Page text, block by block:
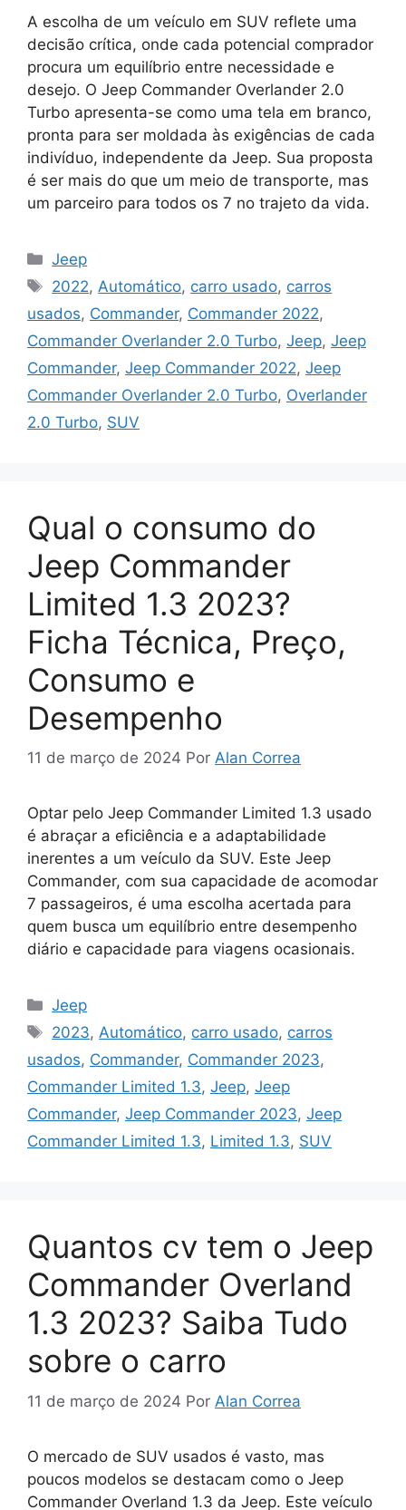
A escolha de um veículo em SUV reflete uma
decisão crítica, onde cada potencial comprador
procura um equilíbrio entre necessidade e
desejo. O Jeep Commander Overlander 2.0
Turbo apresenta-se como uma tela em branco,
pronta para ser moldada às exigências de cada
indivíduo, independente da Jeep. Sua proposta
é ser mais do que um meio de transporte, mas
um parceiro para todos os 7 no trajeto da vida.
Categorias
Jeep
Tags
2022, Automático, carro usado, carros
usados, Commander, Commander 2022,
Commander Overlander 2.0 Turbo, Jeep, Jeep
Commander, Jeep Commander 2022, Jeep
Commander Overlander 2.0 Turbo, Overlander
2.0 Turbo, SUV
Qual o consumo do
Jeep Commander
Limited 1.3 2023?
Ficha Técnica, Preço,
Consumo e
Desempenho
11 de março de 2024 Por Alan Correa
Optar pelo Jeep Commander Limited 1.3 usado
é abraçar a eficiência e a adaptabilidade
inerentes a um veículo da SUV. Este Jeep
Commander, com sua capacidade de acomodar
7 passageiros, é uma escolha acertada para
quem busca um equilíbrio entre desempenho
diário e capacidade para viagens ocasionais.
Categorias
Jeep
Tags
2023,Automático, carro usado, carros
usados, Commander, Commander 2023,
Commander Limited 1.3, Jeep, Jeep
Commander, Jeep Commander 2023, Jeep
Commander Limited 1.3, Limited 1.3, SUV
Quantos cv tem o Jeep
Commander Overland
1.3 2023? Saiba Tudo
sobre o carro
11 de março de 2024 Por Alan Correa
O mercado de SUV usados é vasto, mas
poucos modelos se destacam como o Jeep
Commander Overland 1.3 da Jeep. Este veículo